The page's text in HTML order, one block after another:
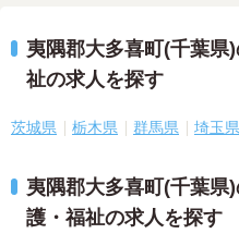
夷隅郡大多喜町(千葉県
祉の求人を探す
茨城県 栃木県 群馬県 埼玉県
夷隅郡大多喜町(千葉県
護・福祉の求人を探す